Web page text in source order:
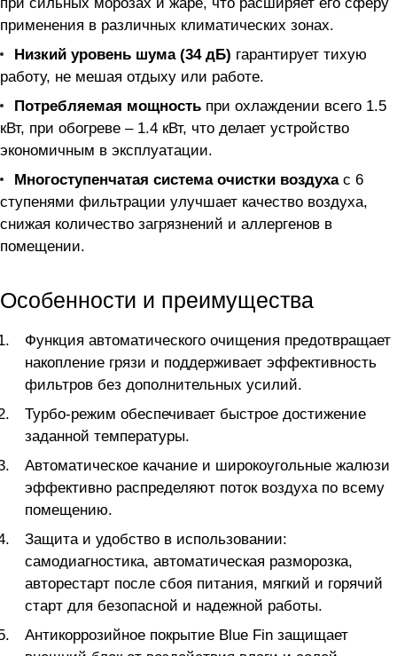
применения в различных климатических зонах.
Низкий уровень шума (34 дБ) гарантирует тихую
работу, не мешая отдыху или работе.
Потребляемая мощность при охлаждении всего 1.5
кВт, при обогреве – 1.4 кВт, что делает устройство
экономичным в эксплуатации.
Многоступенчатая система очистки воздухас 6
ступенями фильтрации улучшает качество воздуха,
снижая количество загрязнений и аллергенов в
помещении.
Особенности и преимущества
Функция автоматического очищения предотвращает
накопление грязи и поддерживает эффективность
фильтров без дополнительных усилий.
Турбо-режим обеспечивает быстрое достижение
заданной температуры.
Автоматическое качание и широкоугольные жалюзи
эффективно распределяют поток воздуха по всему
помещению.
Защита и удобство в использовании:
самодиагностика, автоматическая разморозка,
авторестарт после сбоя питания, мягкий и горячий
старт для безопасной и надежной работы.
Антикоррозийное покрытие Blue Fin защищает